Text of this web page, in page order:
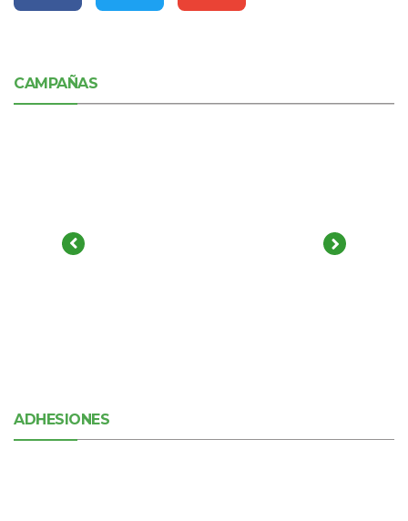
CAMPAÑAS
ADHESIONES